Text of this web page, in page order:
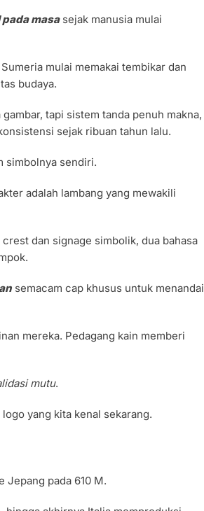
masasejak manusia mulai
mulai memakai tembikar dan
budaya.
tapi sistem tanda penuh makna,
sejak ribuan tahun lalu.
simbolnya sendiri.
adalah lambang yang mewakili
dan signage simbolik, dua bahasa
semacam cap khusus untuk menandai
mereka. Pedagang kain memberi
mutu.
yang kita kenal sekarang.
Jepang pada 610 M.